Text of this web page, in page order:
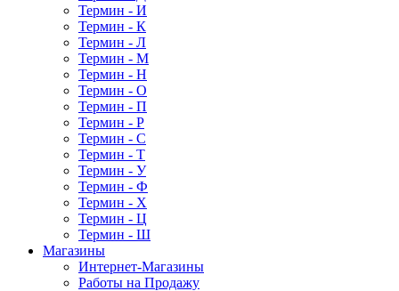
Термин - И
Термин - К
Термин - Л
Термин - М
Термин - Н
Термин - О
Термин - П
Термин - Р
Термин - С
Термин - Т
Термин - У
Термин - Ф
Термин - Х
Термин - Ц
Термин - Ш
Магазины
Интернет-Магазины
Работы на Продажу